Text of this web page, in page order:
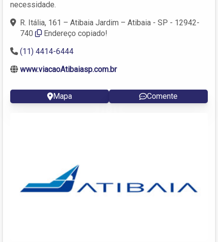
necessidade.
R. Itália, 161 – Atibaia Jardim – Atibaia - SP - 12942-
740
Endereço copiado!
(11) 4414-6444
www.viacaoAtibaiasp.com.br
Mapa Comente